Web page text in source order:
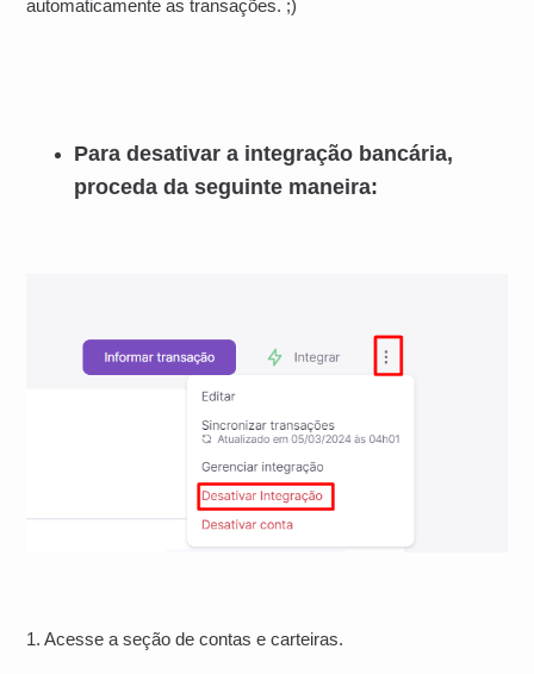
automaticamente as transações. ;)
Para desativar a integração bancária,
proceda da seguinte maneira:
1. Acesse a seção de contas e carteiras.